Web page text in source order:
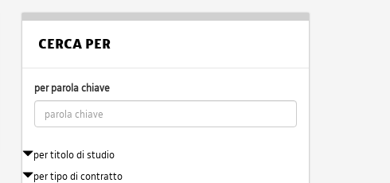
CERCA PER
per parola chiave
per titolo di studio
per tipo di contratto